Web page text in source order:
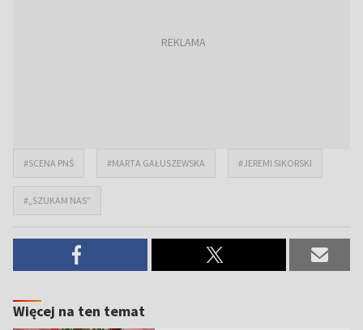
#SCENA PNŚ #MARTA GAŁUSZEWSKA #JEREMI SIKORSKI
#„SZUKAM NAS”
Więcej na ten temat